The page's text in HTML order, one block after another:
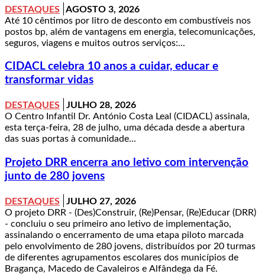
DESTAQUES
AGOSTO 3, 2026
Até 10 cêntimos por litro de desconto em combustíveis nos
postos bp, além de vantagens em energia, telecomunicações,
seguros, viagens e muitos outros serviços:...
CIDACL celebra 10 anos a cuidar, educar e
transformar vidas
DESTAQUES
JULHO 28, 2026
O Centro Infantil Dr. António Costa Leal (CIDACL) assinala,
esta terça-feira, 28 de julho, uma década desde a abertura
das suas portas à comunidade...
Projeto DRR encerra ano letivo com intervenção
junto de 280 jovens
DESTAQUES
JULHO 27, 2026
O projeto DRR - (Des)Construir, (Re)Pensar, (Re)Educar (DRR)
- concluiu o seu primeiro ano letivo de implementação,
assinalando o encerramento de uma etapa piloto marcada
pelo envolvimento de 280 jovens, distribuídos por 20 turmas
de diferentes agrupamentos escolares dos municípios de
Bragança, Macedo de Cavaleiros e Alfândega da Fé.